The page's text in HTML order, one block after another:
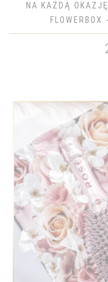
NA KAŻDĄ
FLOWERBOX